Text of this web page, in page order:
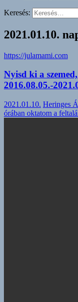
Keresés:
2021.01.10.
https://julamami.com
Nyisd ki a
2016.08.05.-
2021.01.10. Heringes
órában oktatom a